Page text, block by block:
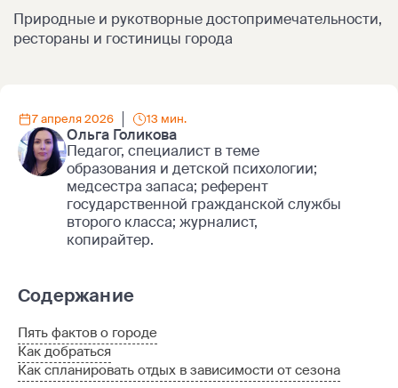
Природные и рукотворные достопримечательности,
рестораны и гостиницы города
Ольга Голикова
Педагог, специалист в теме
образования и детской психологии;
медсестра запаса; референт
государственной гражданской службы
второго класса; журналист,
копирайтер.
7 апреля 2026 13 мин.
Содержание
Пять фактов о городе
Как добраться
Как спланировать отдых в зависимости от сезона